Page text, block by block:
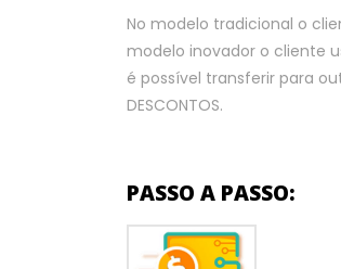
No modelo tradicional o
modelo inovador o cliente
é possível transferir para
DESCONTOS.
PASSO A PASSO: